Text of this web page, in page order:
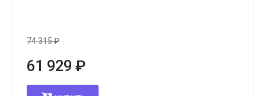
74 315₽
61 929 ₽